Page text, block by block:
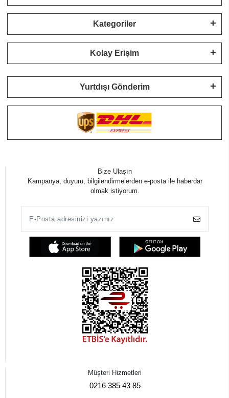
Kategoriler
Kolay Erişim
Yurtdışı Gönderim
Bize Ulaşın
Kampanya, duyuru, bilgilendirmelerden e-posta ile haberdar
olmak istiyorum.
Müşteri Hizmetleri
0216 385 43 85